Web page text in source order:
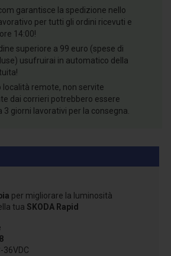
garantisce la spedizione nello
per tutti gli ordini ricevuti e
14:00!
superiore a 99 euro (spese di
usufruirai in automatico della
località remote, non servite
dai corrieri potrebbero essere
3 giorni lavorativi per la consegna.
per migliorare la luminosità
tua SKODA Rapid
36VDC